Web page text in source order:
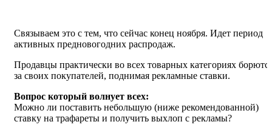
Связываем это с тем, что сейчас конец ноября. Идет период
активных предновогодних распродаж.
Продавцы практически во всех товарных категориях
за своих покупателей, поднимая рекламные ставки.
Вопрос который волнует всех:
Можно ли поставить небольшую (ниже рекомендованной)
ставку на трафареты и получить выхлоп с рекламы?